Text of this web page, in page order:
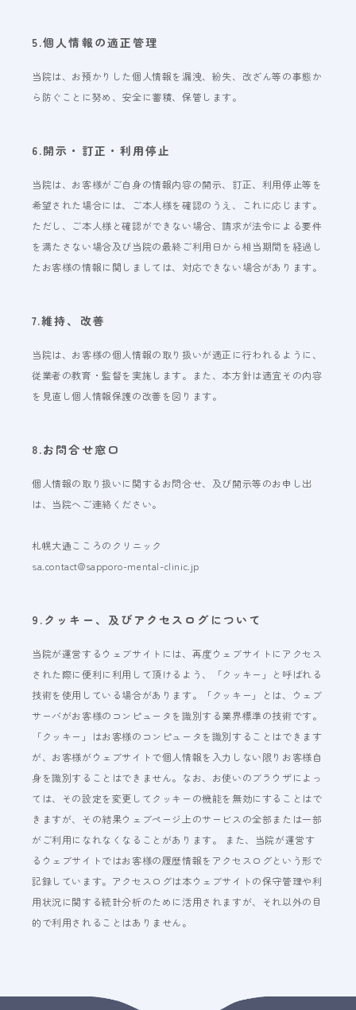
5.個人情報の適正管理
当院は、お預かりした個人情報を漏洩、紛失、改ざん等の事態か
ら防ぐことに努め、安全に蓄積、保管します。
6.開示・訂正・利用停止
当院は、お客様がご自身の情報内容の開示、訂正、利用停止等を
希望された場合には、ご本人様を確認のうえ、これに応じます。
ただし、ご本人様と確認ができない場合、請求が法令による要件
を満たさない場合及び当院の最終ご利用日から相当期間を経過し
たお客様の情報に関しましては、対応できない場合があります。
7.維持、改善
当院は、お客様の個人情報の取り扱いが適正に行われるように、
従業者の教育・監督を実施します。また、本方針は適宜その内容
を見直し個人情報保護の改善を図ります。
8.お問合せ窓口
個人情報の取り扱いに関するお問合せ、及び開示等のお申し出
は、当院へご連絡ください。
札幌大通こころのクリニック
sa.contact@sapporo-mental-clinic.jp
9.クッキー、及びアクセスログについて
当院が運営するウェブサイトには、再度ウェブサイトにアクセス
された際に便利に利用して頂けるよう、「クッキー」と呼ばれる
技術を使用している場合があります。「クッキー」とは、ウェブ
サーバがお客様のコンピュータを識別する業界標準の技術です。
「クッキー」はお客様のコンピュータを識別することはできます
が、お客様がウェブサイトで個人情報を入力しない限りお客様自
身を識別することはできません。なお、お使いのブラウザによっ
ては、その設定を変更してクッキーの機能を無効にすることはで
きますが、その結果ウェブページ上のサービスの全部または一部
がご利用になれなくなることがあります。 また、当院が運営す
るウェブサイトではお客様の履歴情報をアクセスログという形で
記録しています。アクセスログは本ウェブサイトの保守管理や利
用状況に関する統計分析のために活用されますが、それ以外の目
的で利用されることはありません。